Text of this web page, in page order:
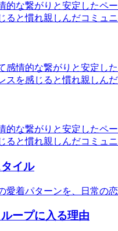
的な繋がりと安定したペ
ると慣れ親しんだコミュ
感情的な繋がりと安定し
を感じると慣れ親しん
的な繋がりと安定したペ
ると慣れ親しんだコミュ
イル
着パターンを、日常の
ープに入る理由